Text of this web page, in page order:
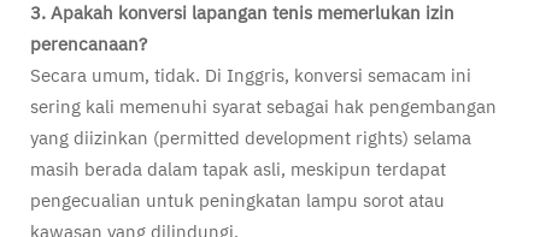
3. Apakah konversi lapangan tenis memerlukan izin
perencanaan?
Secara umum, tidak. Di Inggris, konversi semacam ini
sering kali memenuhi syarat sebagai hak pengembangan
yang diizinkan (permitted development rights) selama
masih berada dalam tapak asli, meskipun terdapat
pengecualian untuk peningkatan lampu sorot atau
kawasan yang dilindungi.